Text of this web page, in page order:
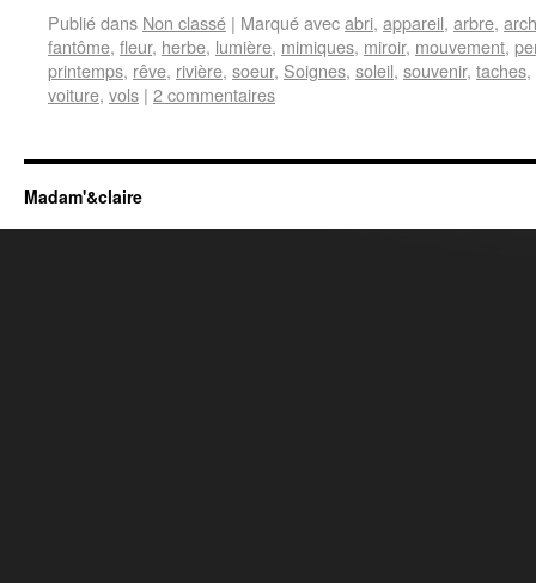
Publié dans Non classé | Marqué avecabri, appareil, arbre,
fantôme, fleur, herbe, lumière, mimiques, miroir, mouvement,
printemps, rêve, rivière, soeur, Soignes, soleil, souvenir, taches,
voiture, vols | 2 commentaires
Madam'&claire